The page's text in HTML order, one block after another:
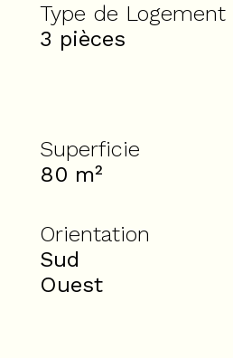
Type de Logement
3 pièces
Superficie
80 m²
Orientation
Sud
Ouest